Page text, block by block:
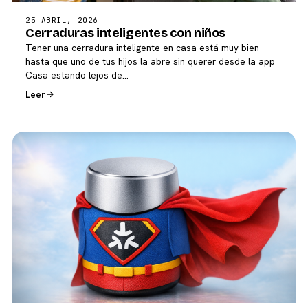
25 ABRIL, 2026
Cerraduras inteligentes con niños
Tener una cerradura inteligente en casa está muy bien
hasta que uno de tus hijos la abre sin querer desde la app
Casa estando lejos de…
Leer